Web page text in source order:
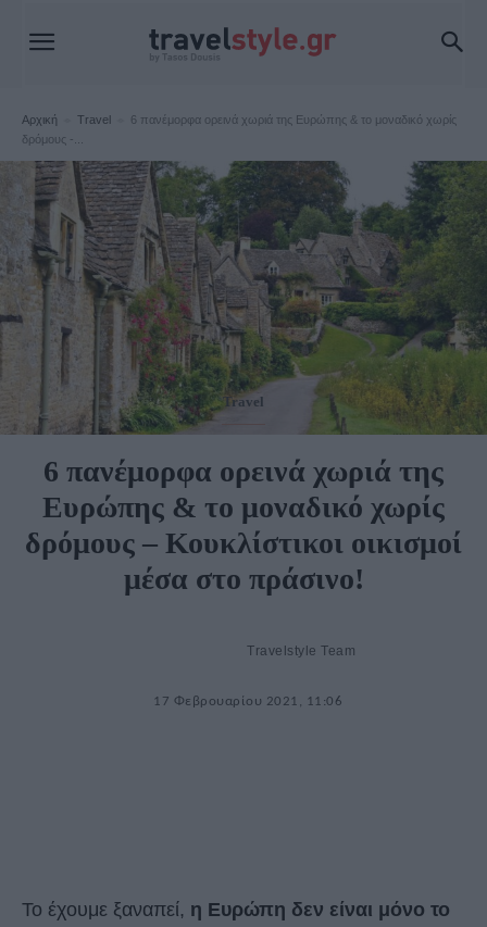
Αρχική Travel
6 πανέμορφα ορεινά χωριά της Ευρώπης & το μοναδικό χωρίς
δρόμους -...
Travel
6 πανέμορφα ορεινά χωριά της
Ευρώπης & το μοναδικό χωρίς
δρόμους – Κουκλίστικοι οικισμοί
μέσα στο πράσινο!
Travelstyle Team
17 Φεβρουαρίου 2021, 11:06
Το έχουμε ξαναπεί, η Ευρώπη δεν είναι μόνο το